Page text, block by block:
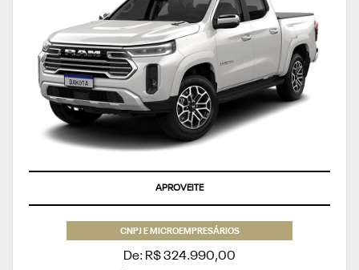
APROVEITE
CNPJ E MICROEMPRESÁRIOS
De: R$ 324.990,00